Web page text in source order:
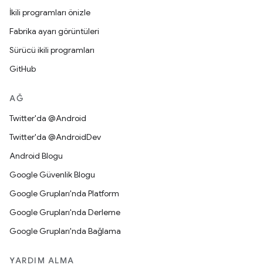
İkili programları önizle
Fabrika ayarı görüntüleri
Sürücü ikili programları
GitHub
AĞ
Twitter'da @Android
Twitter'da @AndroidDev
Android Blogu
Google Güvenlik Blogu
Google Grupları'nda Platform
Google Grupları'nda Derleme
Google Grupları'nda Bağlama
YARDIM ALMA